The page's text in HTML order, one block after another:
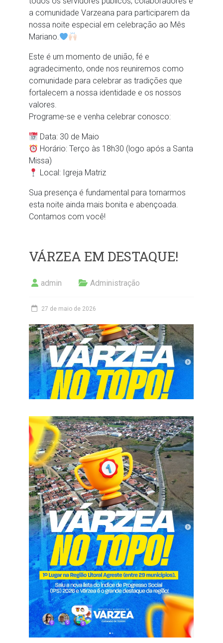
a comunidade Varzeana para participarem da
nossa noite especial em celebração ao Mês
Mariano.
Este é um momento de união, fé e
agradecimento, onde nos reuniremos como
comunidade para celebrar as tradições que
fortalecem a nossa identidade e os nossos
valores.
Programe-se e venha celebrar conosco:
Data: 30 de Maio
Horário: Terço às 18h30 (logo após a Santa
Missa)
Local: Igreja Matriz
Sua presença é fundamental para tornarmos
esta noite ainda mais bonita e abençoada.
Contamos com você!
VÁRZEA EM DESTAQUE!
admin Administração
27 de maio de 2026